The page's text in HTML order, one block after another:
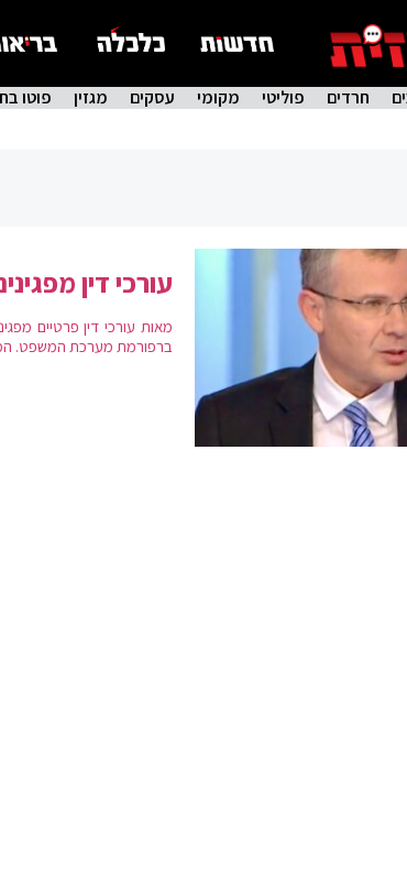
חרדים פוליטי מקומי עסקים מגזין פוטו
עורכי דין
מאות עורכי דין פרטיים
ברפורמת מערכת המשפט.